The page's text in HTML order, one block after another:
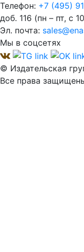
Телефон: +7 (495)
доб. 116 (пн – пт, с
Эл. почта:
Мы в соцсетях
© Издательская
Все права